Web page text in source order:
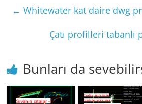
← Whitewater kat daire dwg
Çatı profilleri tabanlı
Bunları da